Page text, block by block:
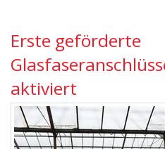
Erste geförderte
aktiviert